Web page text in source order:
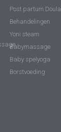
Post partum Doula
Behandelingen
Yoni steam
Babymassage
Baby spelyoga
Borstvoeding